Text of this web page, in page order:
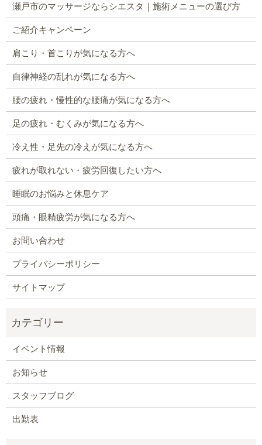
瀬戸市のマッサージならシエスタ｜施術メニューの選び方
ご紹介キャンペーン
肩こり・首こりが気になる方へ
自律神経の乱れが気になる方へ
腰の疲れ・慢性的な腰痛が気になる方へ
足の疲れ・むくみが気になる方へ
冷え性・足先の冷えが気になる方へ
疲れが取れない・疲労回復したい方へ
睡眠のお悩みと休息ケア
頭痛・眼精疲労が気になる方へ
お問い合わせ
プライバシーポリシー
サイトマップ
イベント情報
お知らせ
スタッフブログ
出勤表